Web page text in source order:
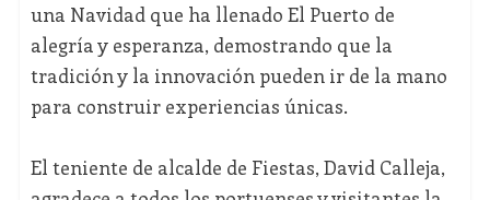
una Navidad que ha llenado El Puerto de
alegría y esperanza, demostrando que la
tradición y la innovación pueden ir de la mano
para construir experiencias únicas.
El teniente de alcalde de Fiestas, David Calleja,